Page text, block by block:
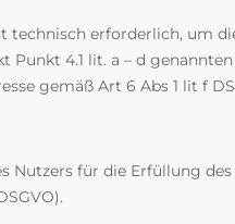
erforderlich, um
4.1 lit. a – d
gemäß Art 6 Abs 1 lit f
für die Erfüllung